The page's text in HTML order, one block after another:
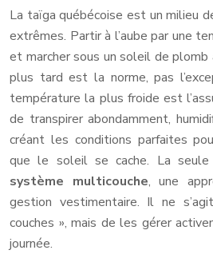
La taïga québécoise est un milieu
extrêmes. Partir à l’aube par une
et marcher sous un soleil de plomb
plus tard est la norme, pas
température la plus froide est
de transpirer abondamment,
créant les conditions parfaites
que le soleil se cache. La
système multicouche, une
gestion vestimentaire. Il ne
couches », mais de les gérer
journée.